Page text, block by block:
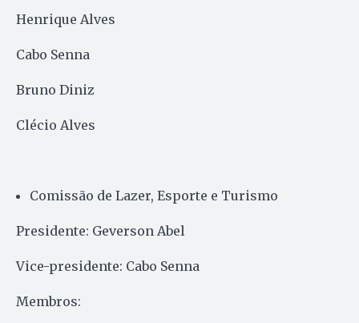
Henrique Alves
Cabo Senna
Bruno Diniz
Clécio Alves
Comissão de Lazer, Esporte e Turismo
Presidente: Geverson Abel
Vice-presidente: Cabo Senna
Membros: